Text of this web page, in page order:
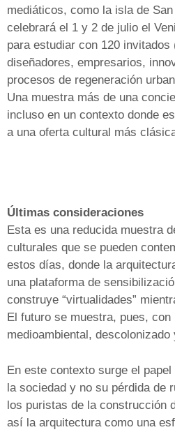
mediáticos, como la isla de
celebrará el 1 y 2 de julio el
para estudiar con 120 invitados
diseñadores, empresarios,
procesos de regeneración
Una muestra más de una
incluso en un contexto donde
a una oferta cultural más
Últimas consideraciones
Esta es una reducida muestra
culturales que se pueden
estos días, donde la
una plataforma de
construye “virtualidades”
El futuro se muestra, pues, con
medioambiental,
En este contexto surge el
la sociedad y no su pérdida de
los puristas de la construcción
así la arquitectura como una